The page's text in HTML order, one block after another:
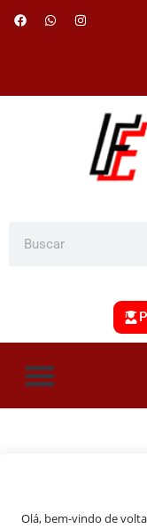
Olá, bem-vindo de